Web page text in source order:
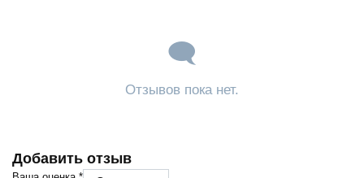
Отзывов пока нет.
Добавить отзыв